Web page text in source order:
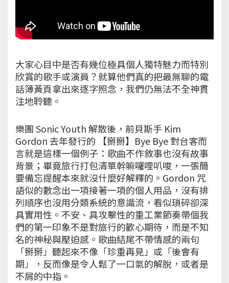
大家心目中是否有幾位極具個人獨特魅力而特別
欣賞的歌手或演員？就算他們真的把最無聊的電
話簿黃頁拿出來逐字照念，我們仍無法不全神貫
注地聆聽。
樂團 Sonic Youth 解散後，前貝斯手 Kim
Gordon 去年發行的 【掰掰】Bye Bye 對台客而
言就是這樣一個例子：歌曲不作敘事也沒有故事
背景；畢竟旅行打包清單幹嘛囉哩叭唆，一張簡
要備忘提醒本來就沒什麼好解釋的。Gordon 咒
語似的數念出一項接著一項的個人用品，沒有排
列順序也沒用分類系統的意識流，看似瑣碎卻深
具實用性。不安、具攻擊性的重工業節奏帶個我
們的第一印象不是對旅行的歡心期待，而是不知
名的神秘與壓迫感。歌曲結尾不帶情感的兩句
「掰掰」聽起來不像「珍重再見」或「後會有
期」，反而像是令人鬆了一口氣的解脫，或者是
不屑的中指。